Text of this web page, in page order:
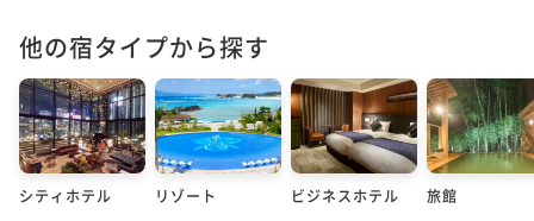
他の宿タイプから探す
シティホテル リゾート ビジネスホテル 旅館